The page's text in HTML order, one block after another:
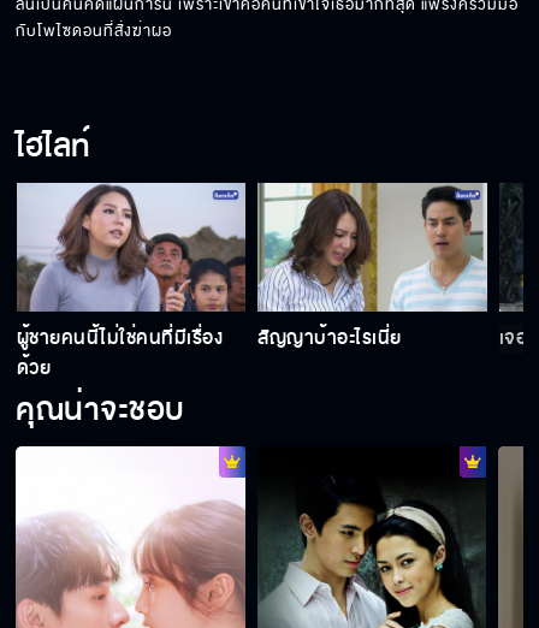
ต้องเกี่ยวก้อยสัญญาด้วย
ทำไมถึงกลัวน้ำ
คิดว่าถ่ายแบบอยู่หรือไง ลุกออกไปสิ
อย่าทิ้งพี่ไปนะ
กับโพไซดอนที่สั่งฆ่าผอ
ไฮไลท์
ผู้ชายคนนี้ไม่ใช่คนที่มีเรื่อง
ด้วย
สัญญาบ้าอะไรเนี่ย เจอ
คุณน่าจะชอบ